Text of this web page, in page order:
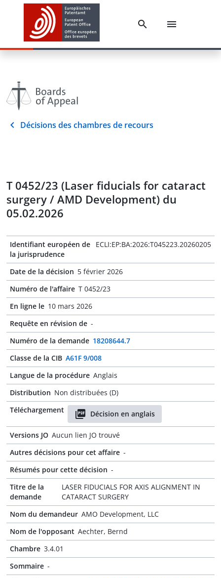
Décisions des chambres de recours
T 0452/23 (Laser fiducials for cataract
surgery / AMD Development) du
05.02.2026
Identifiant européen de
la jurisprudence
ECLI:EP:BA:2026:T045223.20260205
Date de la décision 5 février 2026
Numéro de l'affaire T 0452/23
En ligne le 10 mars 2026
Requête en révision de -
Numéro de la demande 18208644.7
Classe de la CIB A61F 9/008
Langue de la procédure Anglais
Distribution Non distribuées (D)
Téléchargement
Décision en anglais
Versions JO Aucun lien JO trouvé
Autres décisions pour cet affaire -
Résumés pour cette décision -
Titre de la
demande
LASER FIDUCIALS FOR AXIS ALIGNMENT IN
CATARACT SURGERY
Nom du demandeur AMO Development, LLC
Nom de l'opposant Aechter, Bernd
Chambre 3.4.01
Sommaire -